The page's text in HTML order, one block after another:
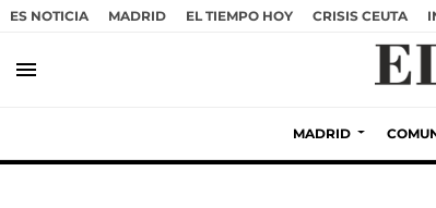
ES NOTICIA MADRID EL TIEMPO HOY CRISIS CEUTA
menu
MADRID